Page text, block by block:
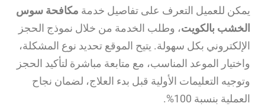
يمكن للعميل التعرف على تفاصيل خدمة مكافحة سوس
الخشب بالكويت، وطلب الخدمة من خلال نموذج الحجز
الإلكتروني بكل سهولة. يتيح الموقع تحديد نوع المشكلة،
واختيار الموعد المناسب، مع متابعة مباشرة لتأكيد الحجز
وتوجيه التعليمات الأولية قبل بدء العلاج، لضمان نجاح
العملية بنسبة 100%.